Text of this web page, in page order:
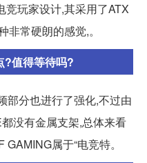
竞玩家设计,其采用了ATX
常硬朗的感觉,。
?值得等待吗?
部分也进行了强化,不过由
没有金属支架,总体来看
属于“电竞特。